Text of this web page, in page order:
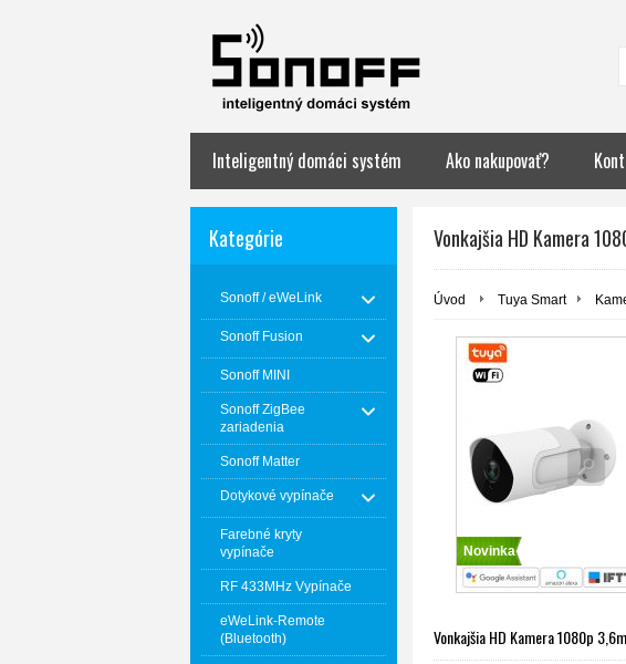
Inteligentný domáci systém Ako nakupovať?
Kategórie
Sonoff / eWeLink
Sonoff Fusion
Sonoff MINI
Sonoff ZigBee
zariadenia
Sonoff Matter
Dotykové vypínače
Farebné kryty
vypínače
RF 433MHz Vypínače
eWeLink-Remote
(Bluetooth)
Vonkajšia HD Kamera
Úvod Tuya Smart
Novinka
Vonkajšia HD Kamera 1080p